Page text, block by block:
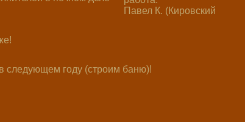
Павел К. (Кировский
следующем году (строим баню)!